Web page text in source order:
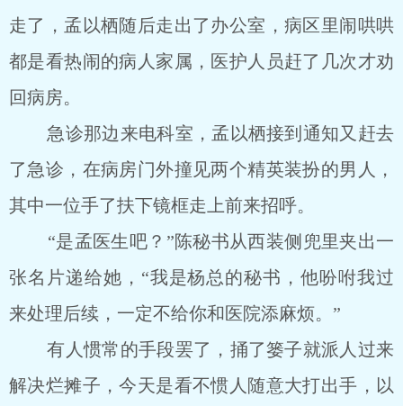
走了，孟以栖随后走出了办公室，病区里闹哄哄
都是看热闹的病人家属，医护人员赶了几次才劝
回病房。
急诊那边来电科室，孟以栖接到通知又赶去
了急诊，在病房门外撞见两个精英装扮的男人，
其中一位手了扶下镜框走上前来招呼。
“是孟医生吧？”陈秘书从西装侧兜里夹出一
张名片递给她，“我是杨总的秘书，他吩咐我过
来处理后续，一定不给你和医院添麻烦。”
有人惯常的手段罢了，捅了篓子就派人过来
解决烂摊子，今天是看不惯人随意大打出手，以